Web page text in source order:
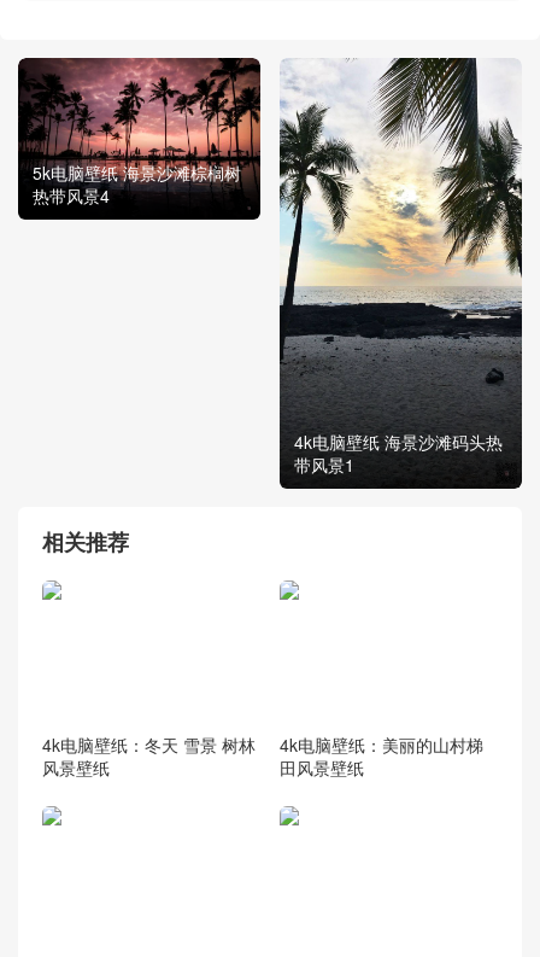
5k电脑壁纸 海景沙滩棕榈树
热带风景4
4k电脑壁纸 海景沙滩码头热
带风景1
相关推荐
4k电脑壁纸：冬天 雪景 树林
风景壁纸
4k电脑壁纸：美丽的山村梯
田风景壁纸